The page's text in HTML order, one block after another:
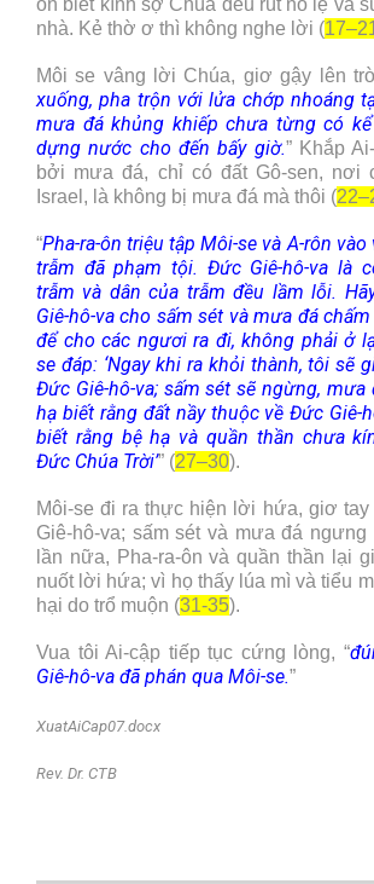
nhà. Kẻ thờ ơ thì không nghe lời (
Môi se vâng lời Chúa, giơ gậy lên
xuống, pha trộn với lửa chớp nhoáng
mưa đá khủng khiếp chưa từng có
dựng nước cho đến bấy giờ.” Khắp
bởi mưa đá, chỉ có đất Gô-sen, nơi
Israel, là không bị mưa đá mà thôi (
“Pha-ra-ôn triệu tập Môi-se và A-rôn vào
trẫm đã phạm tội. Đức Giê-hô-va là
trẫm và dân của trẫm đều lầm lỗi.
Giê-hô-va cho sấm sét và mưa đá
để cho các ngươi ra đi, không phải ở
se đáp: ‘Ngay khi ra khỏi thành, tôi sẽ
Đức Giê-hô-va; sấm sét sẽ ngừng, mưa
hạ biết rằng đất nầy thuộc về Đức Giê-
biết rằng bệ hạ và quần thần chưa
Đức Chúa Trời’” (27–30).
Môi-se đi ra thực hiện lời hứa, giơ
Giê-hô-va; sấm sét và mưa đá
lần nữa, Pha-ra-ôn và quần thần lại
nuốt lời hứa; vì họ thấy lúa mì và tiểu
hại do trổ muộn (31-35).
Vua tôi Ai-cập tiếp tục cứng lòng, “
Giê-hô-va đã phán qua Môi-se.”
XuatAiCap07.docx
Rev. Dr. CTB